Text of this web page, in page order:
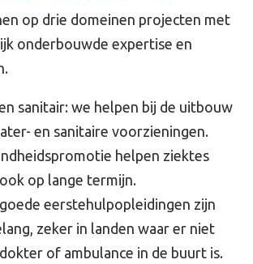
op drie domeinen projecten met
onderbouwde expertise en
sanitair: we helpen bij de uitbouw
en sanitaire voorzieningen.
helpen ziektes
op lange termijn.
eerstehulpopleidingen zijn
zeker in landen waar er niet
of ambulance in de buurt is.